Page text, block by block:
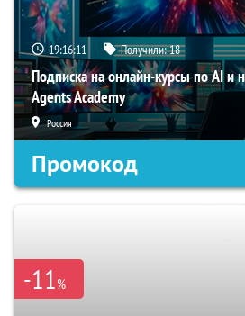
19:16:10 Получили:18
Подписка на онлайн-курсы по AI и
Agents Academy
Россия
Промокод
-11%